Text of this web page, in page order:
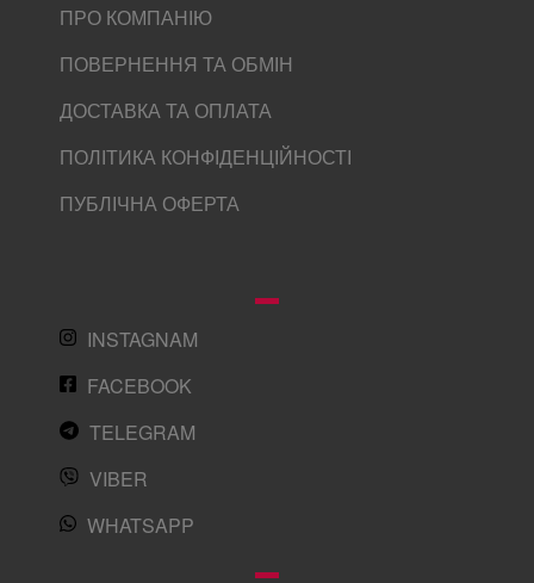
ПРО КОМПАНІЮ
ПОВЕРНЕННЯ ТА ОБМІН
ДОСТАВКА ТА ОПЛАТА
ПОЛІТИКА КОНФІДЕНЦІЙНОСТІ
ПУБЛІЧНА ОФЕРТА
INSTAGNAM
FACEBOOK
TELEGRAM
VIBER
WHATSAPP